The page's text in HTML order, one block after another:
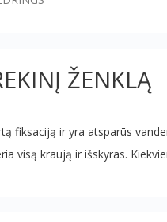
ŽENKLĄ
fiksaciją ir yra atsparūs
visą kraują ir išskyras.